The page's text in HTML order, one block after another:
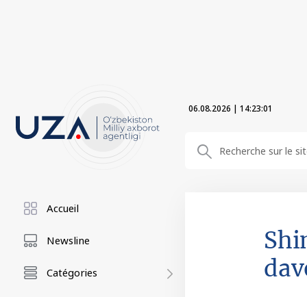
06.08.2026 | 14:23:02
Accueil
Newsline
Catégories